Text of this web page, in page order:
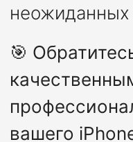
неожиданных
🎯
вашего